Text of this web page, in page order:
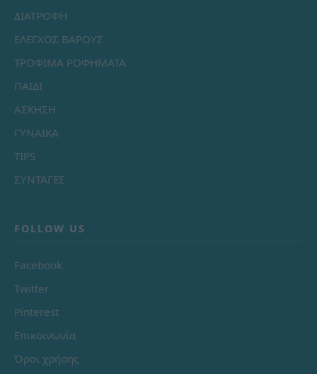
ΔΙΑΤΡΟΦΗ
ΕΛΕΓΧΟΣ ΒΑΡΟΥΣ
ΤΡΟΦΙΜΑ ΡΟΦΗΜΑΤΑ
ΠΑΙΔΙ
ΑΣΚΗΣΗ
ΓΥΝΑΙΚΑ
TIPS
ΣΥΝΤΑΓΕΣ
FOLLOW US
Facebook
Twitter
Pinterest
Επικοινωνία
Όροι χρήσης